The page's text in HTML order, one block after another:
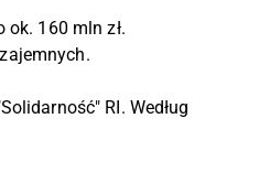
ok. 160 mln zł.
RI. Według